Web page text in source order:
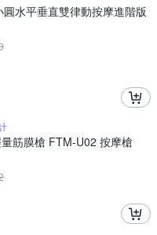
⽔平垂直雙律動按摩進階版
筋膜槍 FTM-U02 按摩槍